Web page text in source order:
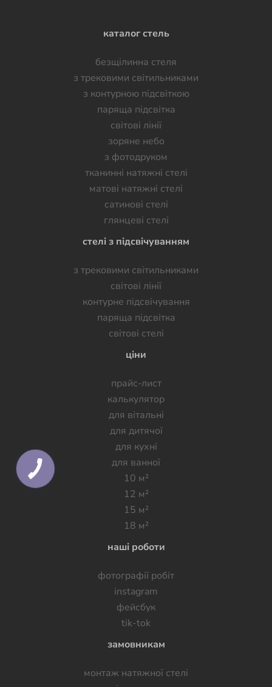
каталог стель
безщілинна стеля
з трековими світильниками
з контурною підсвіткою
паряща підсвітка
світові лінії
зоряне небо
з фотодруком
тканинні натяжні стелі
матові натяжні стелі
сатинові стелі
глянцеві стелі
стелі з підсвічуванням
з трековими світильниками
світові лінії
контурне підсвічування
паряща підсвітка
світові стелі
ціни
прайс-лист
калькулятор
для вітальні
для дитячої
для кухні
для ванної
10 м²
12 м²
15 м²
18 м²
наші роботи
фотографії робiт
instagram
фейсбук
tik-tok
замовникам
монтаж натяжної стелі